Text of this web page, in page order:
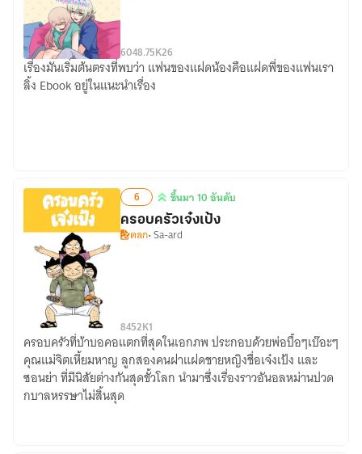
Hey!
แฝด
จัง
เลย
[YURI]
6048.75K26
เรื่องมันเริ่มต้นตรงที่พบว่า แฟนของแฝดน้องคือแฝดพี่ของแฟนเรา
ลิ้ง Ebook อยู่ในแนะนำเรื่อง
ครอบครัว
เจ๋ง
เป้ง
6
ขึ้น
มา
ขึ้นมา 10 อันดับ
ครอบครัวเจ๋งเป้ง
ตลก• Sa-ard
8452K1
ครอบครัวที่บ้าบอคอแตกที่สุดในเอกภพ ประกอบด้วยพ่อบื้อๆเบ๊อะๆ
คุณแม่จิตเหี้ยมหาญ ลูกสองคนฝาแฝดชายหญิงชื่อเจ๋งเป้ง และ
ซอนย่า ที่มีนิสัยต่างกันสุดขั้วโลก นำมาซึ่งเรื่องราวอันอลหม่านปวด
กบาลหรรษาไม่สิ้นสุด